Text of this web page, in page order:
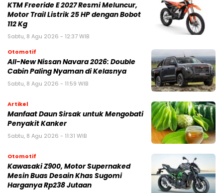
KTM Freeride E 2027 Resmi Meluncur,
Motor Trail Listrik 25 HP dengan Bobot
112 Kg
Sabtu, 8 Agu 2026 - 12:37 WIB
Otomotif
All-New Nissan Navara 2026: Double
Cabin Paling Nyaman di Kelasnya
Sabtu, 8 Agu 2026 - 11:59 WIB
Artikel
Manfaat Daun Sirsak untuk Mengobati
Penyakit Kanker
Sabtu, 8 Agu 2026 - 11:31 WIB
Otomotif
Kawasaki Z900, Motor Supernaked
Mesin Buas Desain Khas Sugomi
Harganya Rp238 Jutaan